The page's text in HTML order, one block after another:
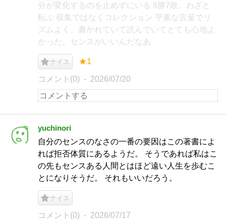
分が変化するのを止めずにいる 8勝7敗。わざと
転ぶ 収集ではなくコレクション 平素な言葉でリ
ズムよく、書かれていて読んでいてとても心地よ
かった。センスがいいんだなあ
ナイス ★1
コメント(0) 2026/07/20
yuchinori
自分のセンスのなさの一番の要因はこの著書によ
れば拒否体質にあるようだ。 そうであれば私はこ
の先もセンスある人間とはほど遠い人生を歩むこ
とになりそうだ。 それもいいだろう。
ナイス
コメント(0) 2026/07/17